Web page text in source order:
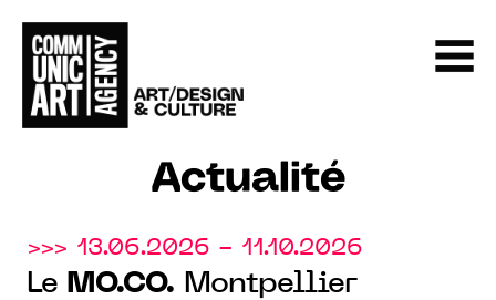
Actualité
>>> 13.06.2026 - 11.10.2026
Le MO.CO. Montpellier